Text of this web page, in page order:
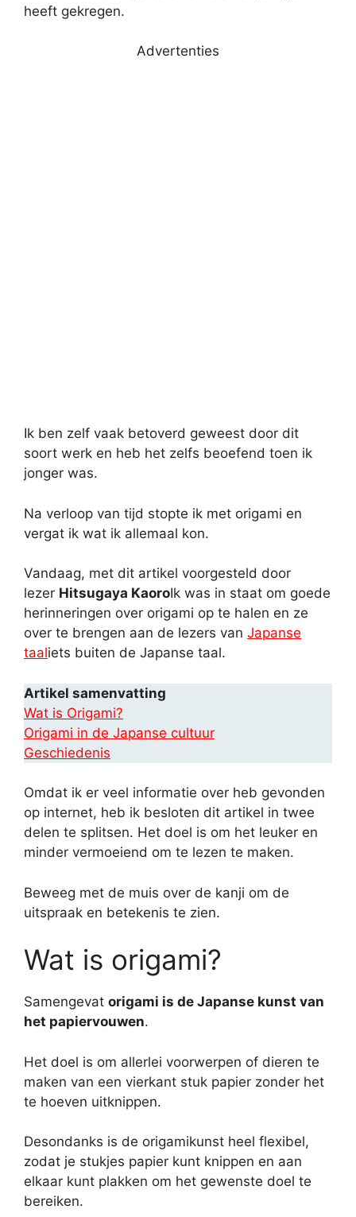
p a
s k
heeft gekregen.
Advertenties
Ik ben zelf vaak betoverd geweest door dit
soort werk en heb het zelfs beoefend toen ik
jonger was.
Na verloop van tijd stopte ik met origami en
vergat ik wat ik allemaal kon.
Vandaag, met dit artikel voorgesteld door
lezer Hitsugaya KaoroIk was in staat om goede
herinneringen over origami op te halen en ze
over te brengen aan de lezers van Japanse
taaliets buiten de Japanse taal.
Artikel samenvatting
Wat is Origami?
Origami in de Japanse cultuur
Geschiedenis
Omdat ik er veel informatie over heb gevonden
op internet, heb ik besloten dit artikel in twee
delen te splitsen. Het doel is om het leuker en
minder vermoeiend om te lezen te maken.
Beweeg met de muis over de kanji om de
uitspraak en betekenis te zien.
Wat is origami?
Samengevat origami is de Japanse kunst van
het papiervouwen.
Het doel is om allerlei voorwerpen of dieren te
maken van een vierkant stuk papier zonder het
te hoeven uitknippen.
Desondanks is de origamikunst heel flexibel,
zodat je stukjes papier kunt knippen en aan
elkaar kunt plakken om het gewenste doel te
bereiken.